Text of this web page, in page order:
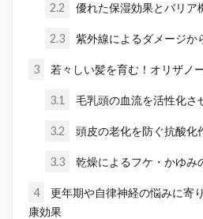
2.2 優れた保湿効果とバリア
2.3 紫外線によるダメージか
3 若々しい髪を育む！オリザノ
3.1 毛乳頭の血流を活性化さ
3.2 頭皮の老化を防ぐ抗酸化
3.3 乾燥によるフケ・かゆみ
4
更年期や自律神経の悩みに寄
康効果